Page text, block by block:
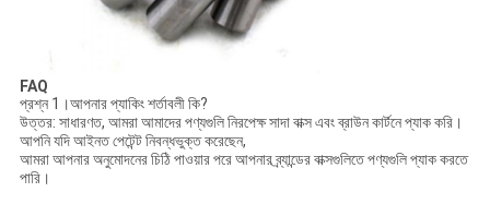
FAQ
প্রশ্ন 1।আপনার প্যাকিং শর্তাবলী কি?
উত্তর: সাধারণত, আমরা আমাদের পণ্যগুলি নিরপেক্ষ সাদা বাক্স এবং ব্রাউন কার্টনে প্যাক করি।
আপনি যদি আইনত পেটেন্ট নিবন্ধভুক্ত করেছেন,
আমরা আপনার অনুমোদনের চিঠি পাওয়ার পরে আপনার ব্র্যান্ডের বাক্সগুলিতে পণ্যগুলি প্যাক করতে
পারি।